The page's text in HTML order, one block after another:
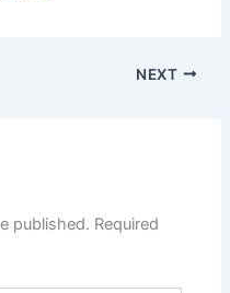
NEXT
published. Required